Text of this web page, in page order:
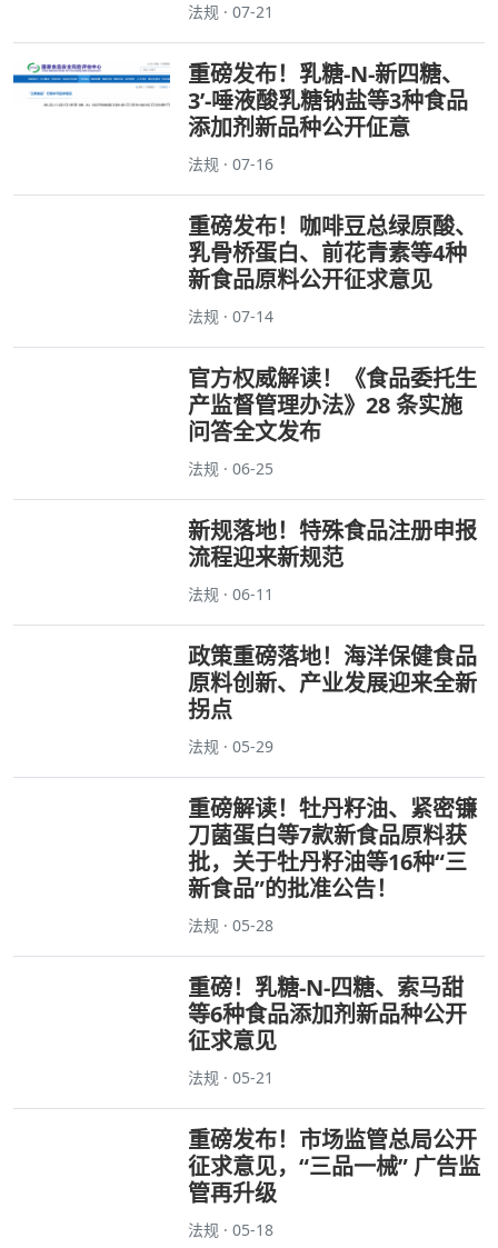
法规 · 07-21
重磅发布！乳糖-N-新四糖、
3’-唾液酸乳糖钠盐等3种食品
添加剂新品种公开佂意
法规 · 07-16
重磅发布！咖啡豆总绿原酸、
乳骨桥蛋白、前花青素等4种
新食品原料公开征求意见
法规 · 07-14
官方权威解读！《食品委托生
产监督管理办法》28 条实施
问答全文发布
法规 · 06-25
新规落地！特殊食品注册申报
流程迎来新规范
法规 · 06-11
政策重磅落地！海洋保健食品
原料创新、产业发展迎来全新
拐点
法规 · 05-29
重磅解读！牡丹籽油、紧密镰
刀菌蛋白等7款新食品原料获
批，关于牡丹籽油等16种“三
新食品”的批准公告！
法规 · 05-28
重磅！乳糖-N-四糖、索马甜
等6种食品添加剂新品种公开
征求意见
法规 · 05-21
重磅发布！市场监管总局公开
征求意见，“三品一械” 广告监
管再升级
法规 · 05-18